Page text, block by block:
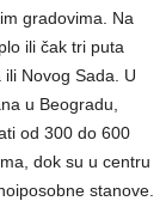
gradovima. Na
ili čak tri puta
Novog Sada. U
u Beogradu,
od 300 do 600
dok su u centru
stanove.